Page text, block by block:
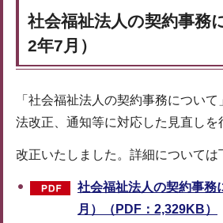
社会福祉法人の契約事務
2年7月）
「社会福祉法人の契約事務につい
法改正、通知等に対応した見直しを
改正いたしました。詳細については
社会福祉法人の契約事務
月）（PDF：2,329KB）